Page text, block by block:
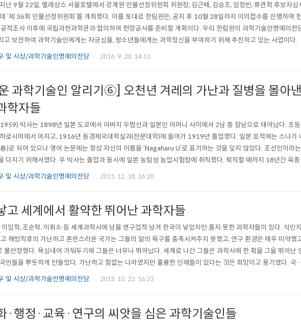
난 9월 22일, 벨레상스 서울호텔에서 강계원 인물선정위원회 위원장, 김근배, 김승조, 임정빈, 류관희 후보자
‘제 36회 인물선정위원회’를 개최했다. 이를 토대로 한림원은, 공지 후 10월 28일까지 이의접수를 진행하여
적조사 이후에 국립과천과학관과 협의하여 헌정공사를 준비할 계획이다. 우리 한림원의 과학기술인명예의전
고 보전하여 과학기술인에게는 자긍심을, 청소년들에게는 과학정신을 부여하기 위해 추진하고 있는 사업이다.
및 시상/과학기술인명예의전당
2016. 9. 20. 14:13
과학기술인 알리기⑥] 오천년 겨레의 가난과 질병을 몰아낸
학자들
박사는 1898년 일본 도쿄에서 아버지 우범선과 일본인 어머니 사이에서 2남 중 장남으로 태어났다. 초
로시마에서 마치고, 1916년 동경제국대학실과(전문대학)에 들어가 1919년 졸업했다. 일본 호적에는 스나가
)로 되어 있으나 영어 논문에는 항상 자신의 이름을 ‘Nagaharu U’로 표기하는 것을 잊지 않았다. 조선인이라는
다지기 위해서였다. 우 박사는 졸업과 동시에 일본 농림성 농업시험장에 취직했다. 퇴직할 때까지 18년간 육종
며, 1935년에는 일본 도쿄제국대학 농학박사 학위를 취득했다. 우장춘이 '종의 합성' 이론을 실험적으로 입증하
및 시상/과학기술인명예의전당 2015. 12. 18. 16:20
고 세계에서 활약한 뛰어난 과학자들
이임학, 조순탁, 이휘소 등 세계과학사에 남을 연구업적 남겨 한국이 낳았지만 품지 못한 과학자들이 있다. 식민지
해방직후의 가난하고 혼란스러운 국가는 그들의 앎의 욕구를 충족시켜주지 못했고, 연구 환경은 매우 미약했
불안정했다. 욕심내어 가둬두기에 그들은 너무나 뛰어났다. 세계로 나간 그들은 과학사에 한 획을 그을 뛰어난
민들을 뿌듯하게 만들었다. 가난하고 힘없는 나라였지만 훌륭한 인재들이 있다는 것은 희망이고 용기였다. 국
의 지식의 지평을 넓혀준 명예로운 우리나라 과학기술인들을 소개한다. 한국 최초의 화학박사 이태규…90 평생
및 시상/과학기술인명예의전당 2015. 10. 22. 16:23
·행정·교육·연구의 씨앗을 심은 과학기술인들